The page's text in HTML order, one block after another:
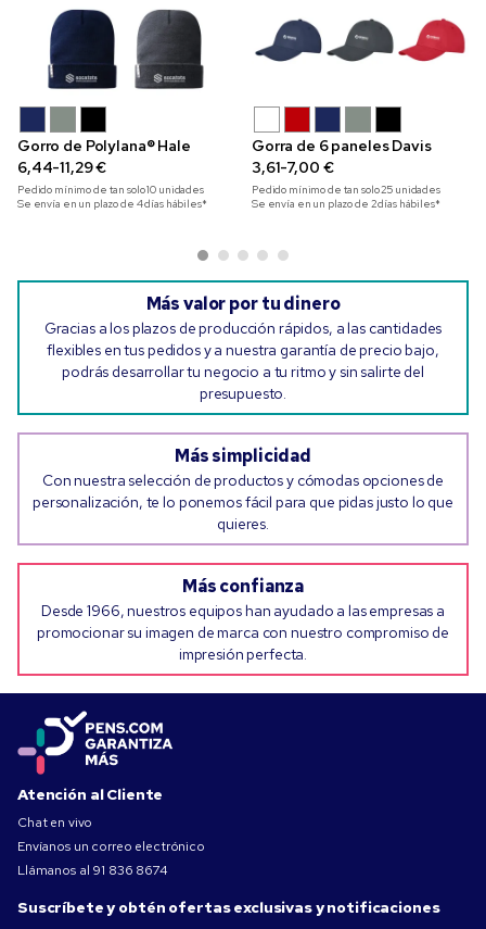
Gorro de Polylana® Hale
6,44-11,29 €
Pedido mínimo de tan solo10 unidades
Se envía en un plazo de 4 días hábiles*
Gorra de 6 paneles Davis
3,61-7,00 €
Pedido mínimo de tan solo25 unidades
Se envía en un plazo de 2 días hábiles*
Más valor por tu dinero
Gracias a los plazos de producción rápidos, a las cantidades
flexibles en tus pedidos y a nuestra garantía de precio bajo,
podrás desarrollar tu negocio a tu ritmo y sin salirte del
presupuesto.
Más simplicidad
Con nuestra selección de productos y cómodas opciones de
personalización, te lo ponemos fácil para que pidas justo lo que
quieres.
Más confianza
Desde 1966, nuestros equipos han ayudado a las empresas a
promocionar su imagen de marca con nuestro compromiso de
impresión perfecta.
Atención al Cliente
Chat en vivo
Envíanos un correo electrónico
Llámanos al 91 836 8674
Suscríbete y obtén ofertas exclusivas y notificaciones